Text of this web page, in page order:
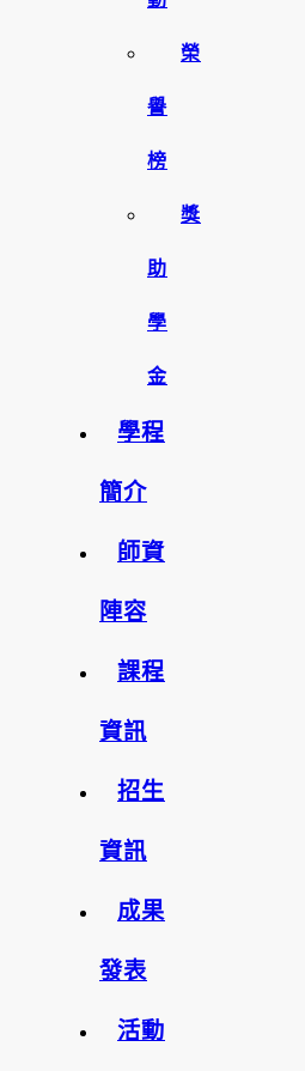
榮
譽
榜
獎
助
學
金
學程
簡介
師資
陣容
課程
資訊
招生
資訊
成果
發表
活動